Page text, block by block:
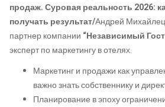
продаж. Суровая реальность 2026:
получать результат/Андрей
партнер компании “Независимый
эксперт по маркетингу в отелях.
Маркетинг и продажи как
важно знать собственнику и
Планирование в эпоху